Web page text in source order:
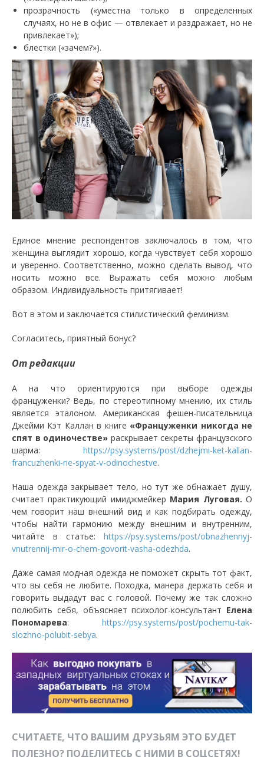
прозрачность («уместна только в определенных
случаях, но не в офис — отвлекает и раздражает, но не
привлекает»);
блестки («зачем?»).
Единое мнение респондентов заключалось в том, что
женщина выглядит хорошо, когда чувствует себя хорошо
и уверенно. Соответственно, можно сделать вывод, что
носить можно все. Выражать себя можно любым
образом. Индивидуальность притягивает!
Вот в этом и заключается стилистический феминизм.
Согласитесь, приятный бонус?
От редакции
А на что ориентируются при выборе одежды
француженки? Ведь, по стереотипному мнению, их стиль
является эталоном. Американская фешен-писательница
Джейми Кэт Каллан в книге «Француженки никогда не
спят в одиночестве» раскрывает секреты французского
шарма: https://psy.systems/post/dzhejmi-ket-kallan-
francuzhenki-ne-spyat-v-odinochestve.
Наша одежда закрывает тело, но тут же обнажает душу,
считает практикующий имиджмейкер Мария Луговая. О
чем говорит наш внешний вид и как подбирать одежду,
чтобы найти гармонию между внешним и внутренним,
читайте в статье: https://psy.systems/post/obnazhennyj-
vnutrennij-mir-o-chem-govorit-vasha-odezhda.
Даже самая модная одежда не поможет скрыть тот факт,
что вы себя не любите. Походка, манера держать себя и
говорить выдадут вас с головой. Почему же так сложно
полюбить себя, объясняет психолог-консультант Елена
Пономарева: https://psy.systems/post/pochemu-tak-
slozhno-polubit-sebya.
СЧИТАЕТЕ, ЧТО ВАШИМ ДРУЗЬЯМ ЭТО БУДЕТ
ПОЛЕЗНО? ПОДЕЛИТЕСЬ С НИМИ В СОЦСЕТЯХ!